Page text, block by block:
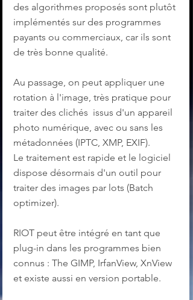
des algorithmes proposés sont plutôt
implémentés sur des programmes
payants ou commerciaux, car ils sont
de très bonne qualité.
Au passage, on peut appliquer une
rotation à l'image, très pratique pour
traiter des clichés  issus d'un appareil
photo numérique, avec ou sans les
métadonnées (IPTC, XMP, EXIF).
Le traitement est rapide et le logiciel
dispose désormais d'un outil pour
traiter des images par lots (Batch
optimizer).
RIOT peut être intégré en tant que
plug-in dans les programmes bien
connus : The GIMP, IrfanView, XnView
et existe aussi en version portable.